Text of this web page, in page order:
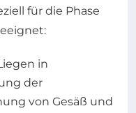
für die Phase
in
der
von Gesäß und